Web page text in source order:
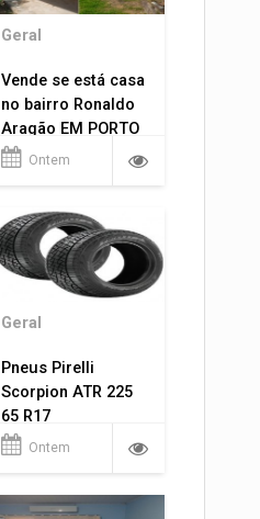
Geral
Vende se está casa
no bairro Ronaldo
Aragão EM PORTO
VELHO RO.
Ontem
Geral
Pneus Pirelli
Scorpion ATR 225
65 R17
Ontem